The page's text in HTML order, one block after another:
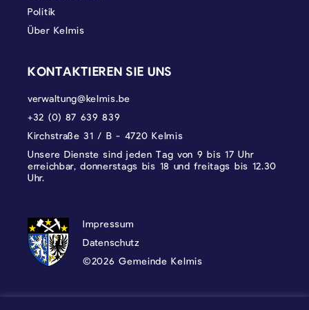
Politik
Über Kelmis
KONTAKTIEREN SIE UNS
verwaltung@kelmis.be
+32 (0) 87 639 839
Kirchstraße 31 / B - 4720 Kelmis
Unsere Dienste sind jeden Tag von 9 bis 17 Uhr
erreichbar, donnerstags bis 18 und freitags bis 12.30
Uhr.
DATENSCHUTZ, IMPRESSUM UND
Impressum
Datenschutz
©2026 Gemeinde Kelmis